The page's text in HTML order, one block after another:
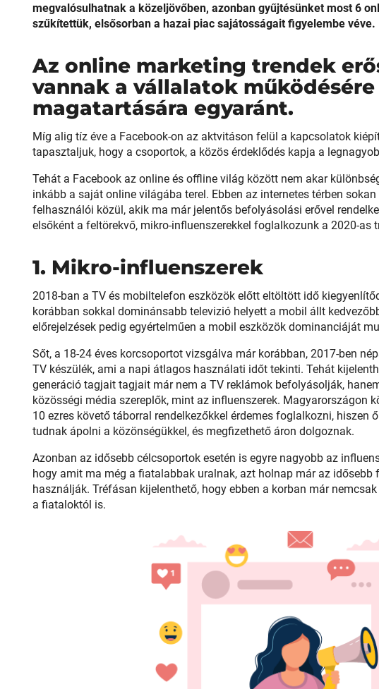
megvalósulhatnak a közeljövőben, azonban gyűjtésünket most 6
szűkítettük, elsősorban a hazai piac sajátosságait figyelembe véve.
Az online marketing trendek
vannak a vállalatok
magatartására egyaránt.
Míg alig tíz éve a Facebook-on az aktvitáson felül a kapcsolatok
tapasztaljuk, hogy a csoportok, a közös érdeklődés kapja a
Tehát a Facebook az online és offline világ között nem akar
inkább a saját online világába terel. Ebben az internetes térben
felhasználói közül, akik ma már jelentős befolyásolási erővel
elsőként a feltörekvő, mikro-influenszerekkel foglalkozunk a 2020-as
1. Mikro-influenszerek
2018-ban a TV és mobiltelefon eszközök előtt eltöltött idő
korábban sokkal dominánsabb televizió helyett a mobil állt
előrejelzések pedig egyértelműen a mobil eszközök dominanciáját
Sőt, a 18-24 éves korcsoportot vizsgálva már korábban, 2017-ben
TV készülék, ami a napi átlagos használati időt tekinti. Tehát
generáció tagjait tagjait már nem a TV reklámok befolyásolják,
közösségi média szereplők, mint az influenszerek. Magyarországon
10 ezres követő táborral rendelkezőkkel érdemes foglalkozni, hiszen
tudnak ápolni a közönségükkel, és megfizethető áron dolgoznak.
Azonban az idősebb célcsoportok esetén is egyre nagyobb az
hogy amit ma még a fiatalabbak uralnak, azt holnap már az idősebb
használják. Tréfásan kijelenthető, hogy ebben a korban már
a fiataloktól is.